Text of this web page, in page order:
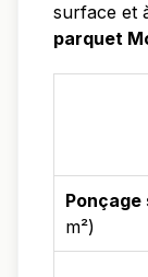
surface et
parquet
Ponçage
m²)